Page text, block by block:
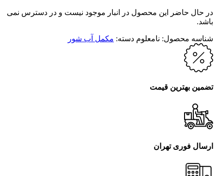
در حال حاضر این محصول در انبار موجود نیست و در دسترس نمی
باشد.
شناسه محصول: نامعلوم دسته: مکمل آب شور
تضمین بهترین قیمت
ارسال فوری تهران